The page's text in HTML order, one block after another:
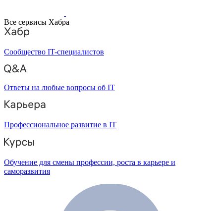
Все сервисы Хабра
Сообщество IT-специалистов
Ответы на любые вопросы об IT
Профессиональное развитие в IT
Обучение для смены профессии, роста в карьере и
саморазвития